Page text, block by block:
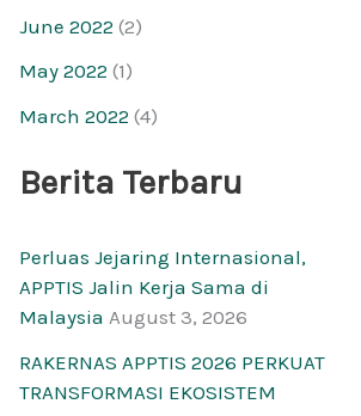
June 2022 (2)
May 2022 (1)
March 2022 (4)
Berita Terbaru
Perluas Jejaring Internasional,
APPTIS Jalin Kerja Sama di
Malaysia August 3, 2026
RAKERNAS APPTIS 2026 PERKUAT
TRANSFORMASI EKOSISTEM